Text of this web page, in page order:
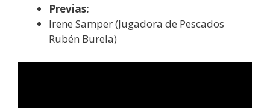
Previas:
Irene Samper (Jugadora de Pescados
Rubén Burela)